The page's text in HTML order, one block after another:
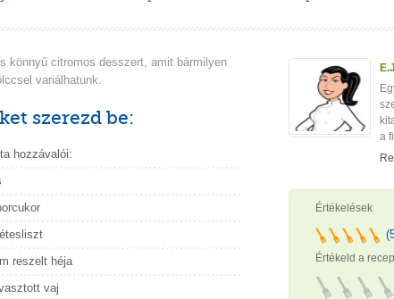
könnyű citromos desszert, amit bármilyen
variálhatunk.
szerezd be:
hozzávalói:
reszelt héja
vaj
a
Értékelések
Értékeld a